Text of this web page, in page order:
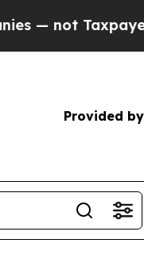
— the
Provided by